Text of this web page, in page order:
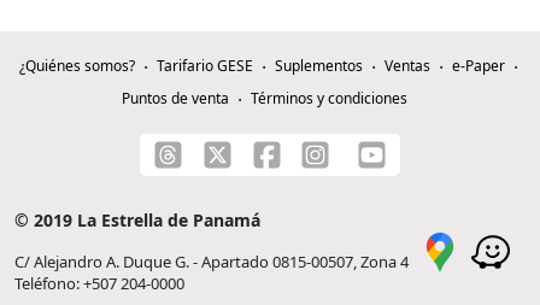
¿Quiénes somos? Tarifario GESE Suplementos Ventas
e-Paper
Puntos de venta
Términos y condiciones
© 2019 La Estrella de Panamá
C/ Alejandro A. Duque G. - Apartado 0815-00507, Zona 4
Teléfono: +507 204-0000